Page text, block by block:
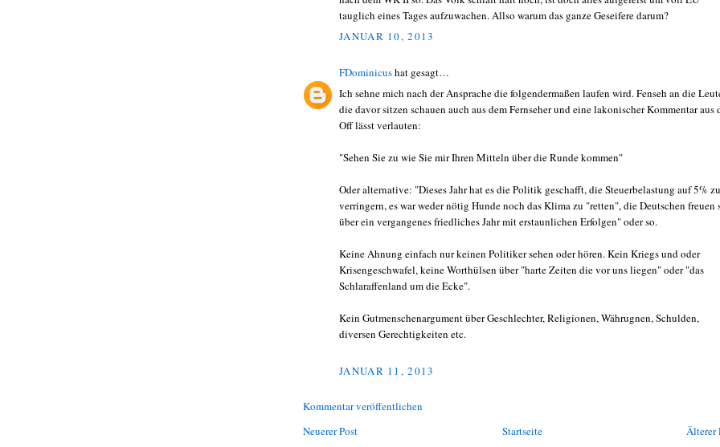
tauglich eines Tages aufzuwachen. Allso warum das ganze Geseifere darum?
JANUAR 10, 2013
FDominicushat gesagt…
Ich sehne mich nach der Ansprache die folgendermaßen laufen wird. Fenseh an die
die davor sitzen schauen auch aus dem Fernseher und eine lakonischer Kommentar aus
Off lässt verlauten:
"Sehen Sie zu wie Sie mir Ihren Mitteln über die Runde kommen"
Oder alternative: "Dieses Jahr hat es die Politik geschafft, die Steuerbelastung auf 5% zu
verringern, es war weder nötig Hunde noch das Klima zu "retten", die Deutschen freuen
über ein vergangenes friedliches Jahr mit erstaunlichen Erfolgen" oder so.
Keine Ahnung einfach nur keinen Politiker sehen oder hören. Kein Kriegs und oder
Krisengeschwafel, keine Worthülsen über "harte Zeiten die vor uns liegen" oder "das
Schlaraffenland um die Ecke".
Kein Gutmenschenargument über Geschlechter, Religionen, Währugnen, Schulden,
diversen Gerechtigkeiten etc.
JANUAR 11, 2013
Kommentar veröffentlichen
Neuerer Post
Älterer
Startseite